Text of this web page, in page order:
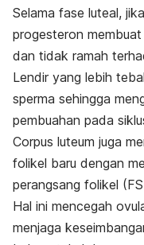
Selama fase luteal,
progesteron
dan tidak ramah
Lendir yang lebih
sperma sehingga
pembuahan pada
Corpus luteum juga
folikel baru dengan
perangsang folikel
Hal ini mencegah
menjaga